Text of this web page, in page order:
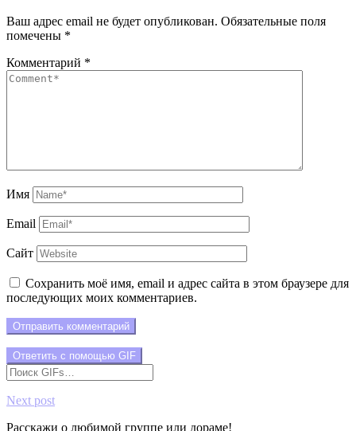
Ваш адрес email не будет опубликован. Обязательные поля
помечены *
Комментарий *
Имя
Email
Сайт
Сохранить моё имя, email и адрес сайта в этом браузере для
последующих моих комментариев.
Отправить комментарий
Ответить с помощью GIF
Next post
Расскажи о любимой группе или дораме!